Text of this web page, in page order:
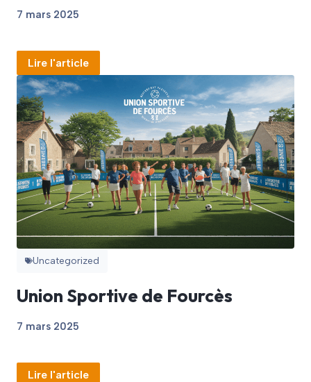
7 mars 2025
Lire l'article
Uncategorized
Union Sportive de Fourcès
7 mars 2025
Lire l'article